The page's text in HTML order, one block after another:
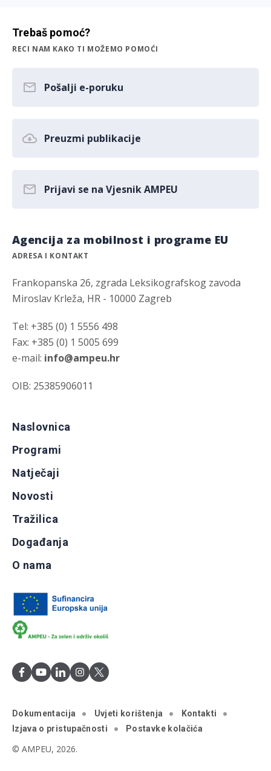
Trebaš pomoć?
RECI NAM KAKO TI MOŽEMO POMOĆI
Pošalji e-poruku
Preuzmi publikacije
Prijavi se na Vjesnik AMPEU
Agencija za mobilnost i programe EU
ADRESA I KONTAKT
Frankopanska 26, zgrada Leksikografskog zavoda
Miroslav Krleža, HR - 10000 Zagreb
Tel: +385 (0) 1 5556 498
Fax: +385 (0) 1 5005 699
e-mail: info@ampeu.hr
OIB: 25385906011
Naslovnica
Programi
Natječaji
Novosti
Tražilica
Događanja
O nama
Dokumentacija Uvjeti korištenja
Kontakti
Izjava o pristupačnosti
Postavke kolačića
© AMPEU, 2026.